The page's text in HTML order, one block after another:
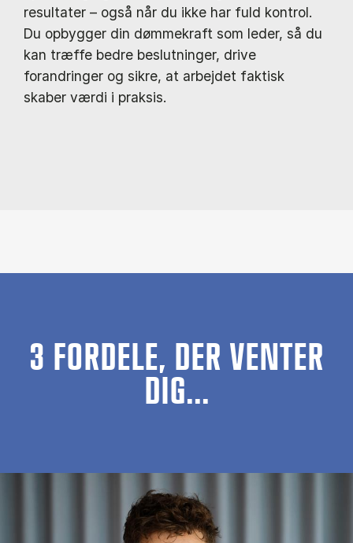
resultater – også når du ikke har fuld kontrol.
Du opbygger din dømmekraft som leder, så du
kan træffe bedre beslutninger, drive
forandringer og sikre, at arbejdet faktisk
skaber værdi i praksis.
3 FORDELE, DER VENTER
DIG...